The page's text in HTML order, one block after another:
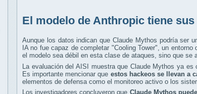
El modelo de Anthropic tiene
Aunque los datos indican que Claude Mythos podría ser
IA no fue capaz de completar "Cooling Tower", un
el modelo sea débil en esta clase de ataques, sino que
La evaluación del AISI muestra que Claude Mythos ya
Es importante mencionar que estos hackeos se llevan a
elementos de defensa como el monitoreo activo o los
Los investigadores concluyeron que Claude Mythos